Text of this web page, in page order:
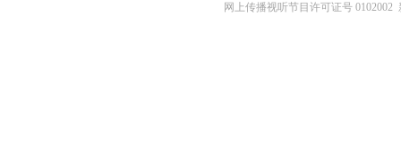
网上传播视听节目许可证号 0102002